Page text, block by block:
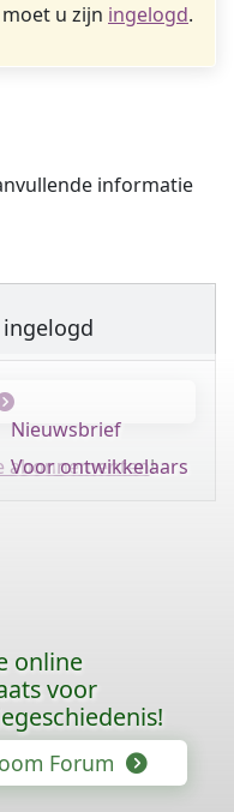
u zijn ingelogd.
informatie
abonnementen!
Nieuwsbrief
Voor ontwikkelaars
online
voor
Forum